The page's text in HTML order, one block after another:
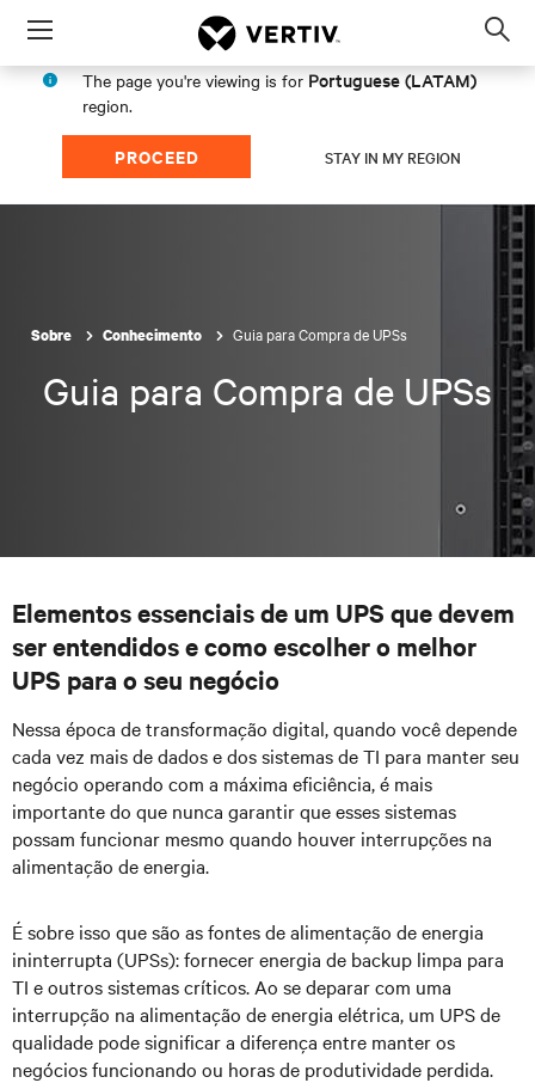
Menu
The page you're viewing is for Portuguese (LATAM)
region.
PROCEED STAY IN MY REGION
Sobre Conhecimento Guia para Compra de UPSs
Guia para Compra de UPSs
Elementos essenciais de um UPS que devem
ser entendidos e como escolher o melhor
UPS para o seu negócio
Nessa época de transformação digital, quando você depende
cada vez mais de dados e dos sistemas de TI para manter seu
negócio operando com a máxima eficiência, é mais
importante do que nunca garantir que esses sistemas
possam funcionar mesmo quando houver interrupções na
alimentação de energia.
É sobre isso que são as fontes de alimentação de energia
ininterrupta (UPSs): fornecer energia de backup limpa para
TI e outros sistemas críticos. Ao se deparar com uma
interrupção na alimentação de energia elétrica, um UPS de
qualidade podesignificar a diferença entre manter os
negócios funcionando ou horas de produtividade perdida.